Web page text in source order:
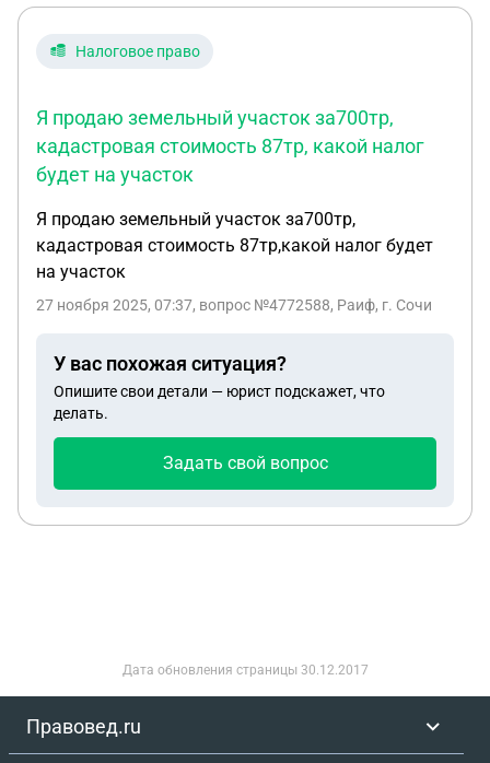
Налоговое право
Я продаю земельный участок за700тр,
кадастровая стоимость 87тр, какой налог
будет на участок
Я продаю земельный участок за700тр,
кадастровая стоимость 87тр,какой налог будет
на участок
27 ноября 2025, 07:37, вопрос №4772588, Раиф, г. Сочи
У вас похожая ситуация?
Опишите свои детали — юрист подскажет, что
делать.
Задать свой вопрос
Дата обновления страницы 30.12.2017
Правовед.ru